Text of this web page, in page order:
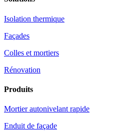
Isolation thermique
Façades
Colles et mortiers
Rénovation
Produits
Mortier autonivelant rapide
Enduit de façade